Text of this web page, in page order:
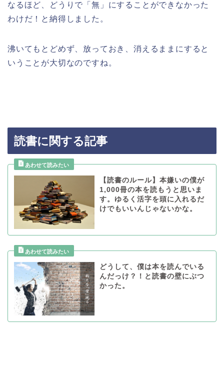
なるほど、どうりで「無」にすることができなかった
わけだ！と納得しました。
沸いてもとどめず、放っておき、消えるままにすると
いうことが大切なのですね。
読書に関する記事
【読書のルール】本嫌いの僕が
1,000冊の本を読もうと思いま
す。ゆるく活字を頭に入れるだ
けでもいいんじゃないかな。
どうして、僕は本を読んでいる
んだっけ？！と読書の壁にぶつ
かった。